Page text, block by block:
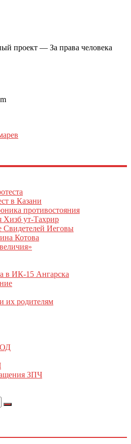
проект — За права человека
в Казани
противостояния
Хизб ут-Тахрир
Свидетелей Иеговы
Котова
в ИК-15 Ангарска
их родителям
ЗПЧ